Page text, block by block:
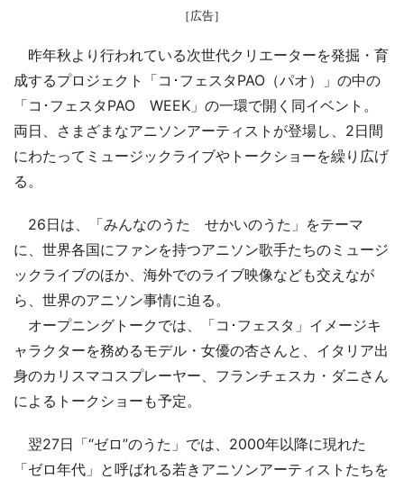
［広告］
昨年秋より行われている次世代クリエーターを発掘・育
成するプロジェクト「コ･フェスタPAO（パオ）」の中の
「コ･フェスタPAO WEEK」の一環で開く同イベント。
両日、さまざまなアニソンアーティストが登場し、2日間
にわたってミュージックライブやトークショーを繰り広げ
る。
26日は、「みんなのうた せかいのうた」をテーマ
に、世界各国にファンを持つアニソン歌手たちのミュージ
ックライブのほか、海外でのライブ映像なども交えなが
ら、世界のアニソン事情に迫る。
オープニングトークでは、「コ･フェスタ」イメージキ
ャラクターを務めるモデル・女優の杏さんと、イタリア出
身のカリスマコスプレーヤー、フランチェスカ・ダニさん
によるトークショーも予定。
翌27日「“ゼロ”のうた」では、2000年以降に現れた
「ゼロ年代」と呼ばれる若きアニソンアーティストたちを